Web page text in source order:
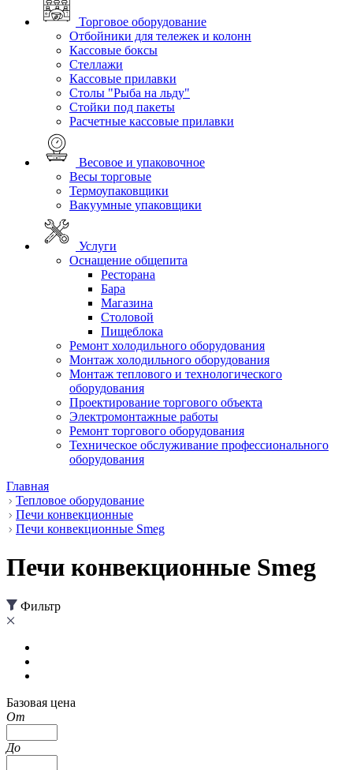
Торговое оборудование
Отбойники для тележек и колонн
Кассовые боксы
Стеллажи
Кассовые прилавки
Столы "Рыба на льду"
Стойки под пакеты
Расчетные кассовые прилавки
Весовое и упаковочное
Весы торговые
Термоупаковщики
Вакуумные упаковщики
Услуги
Оснащение общепита
Ресторана
Бара
Магазина
Столовой
Пищеблока
Ремонт холодильного оборудования
Монтаж холодильного оборудования
Монтаж теплового и технологического
оборудования
Проектирование торгового объекта
Электромонтажные работы
Ремонт торгового оборудования
Техническое обслуживание профессионального
оборудования
Главная
Тепловое оборудование
Печи конвекционные
Печи конвекционные Smeg
Печи конвекционные Smeg
Фильтр
Базовая цена
От
До